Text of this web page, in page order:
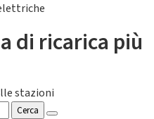
di ricarica più
stazioni
Cerca